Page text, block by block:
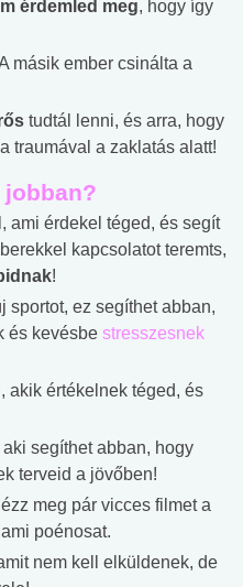
érdemled meg, hogy így
másik ember csinálta a
tudtál lenni, és arra, hogy
traumával a zaklatás alatt!
jobban?
ami érdekel téged, és segít
kapcsolatot teremts,
!
sportot, ez segíthet abban,
és kevésbe stresszesnek
akik értékelnek téged, és
aki segíthet abban, hogy
terveid a jövőben!
meg pár vicces filmet a
poénosat.
nem kell elküldenek, de